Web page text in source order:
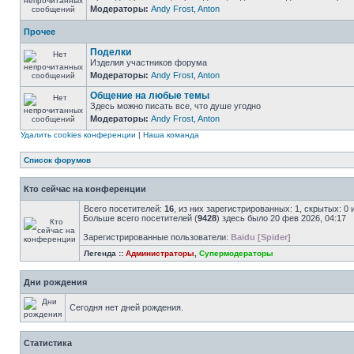
Модераторы: Andy Frost Anton
Прочее
Поделки
Изделия участников форума
Модераторы: Andy Frost Anton
Общение на любые темы
Здесь можно писать все, что душе угодно
Модераторы: Andy Frost Anton
Удалить cookies конференции | Наша команда
Список форумов
Кто сейчас на конференции
Всего посетителей: 16 , из них зарегистрированных: 1, скрытых:
Больше всего посетителей (9428) здесь было 20 фев 2026, 04:17
Зарегистрированные пользователи: Baidu [Spider]
Легенда :: Администраторы Супермодераторы
Дни рождения
Сегодня нет дней рождения.
Статистика